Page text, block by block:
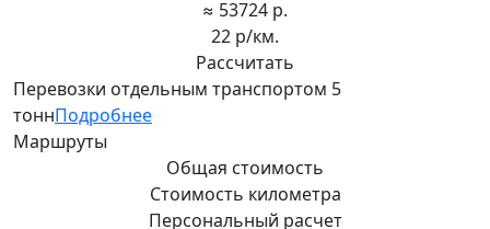
≈ 53724 р.
22 р/км.
Рассчитать
Перевозки отдельным транспортом 5
тоннПодробнее
Маршруты
Общая стоимость
Стоимость километра
Персональный расчет